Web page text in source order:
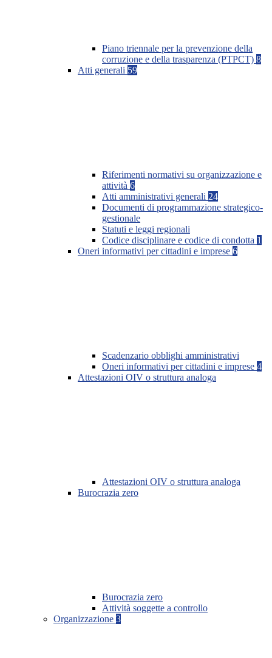
Piano triennale per la prevenzione della
corruzione e della trasparenza (PTPCT) 8
Atti generali 59
Riferimenti normativi su organizzazione e
attività 6
Atti amministrativi generali 24
Documenti di programmazione strategico-
gestionale
Statuti e leggi regionali
Codice disciplinare e codice di condotta 1
Oneri informativi per cittadini e imprese 6
Scadenzario obblighi amministrativi
Oneri informativi per cittadini e imprese 4
Attestazioni OIV o struttura analoga
Attestazioni OIV o struttura analoga
Burocrazia zero
Burocrazia zero
Attività soggette a controllo
Organizzazione 3